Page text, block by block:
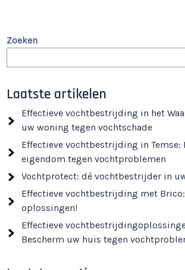
Zoeken
Laatste artikelen
Effectieve vochtbestrijding in het
uw woning tegen vochtschade
Effectieve vochtbestrijding in Temse:
eigendom tegen vochtproblemen
Vochtprotect: dé vochtbestrijder in
Effectieve vochtbestrijding met
oplossingen!
Effectieve
Bescherm uw huis tegen